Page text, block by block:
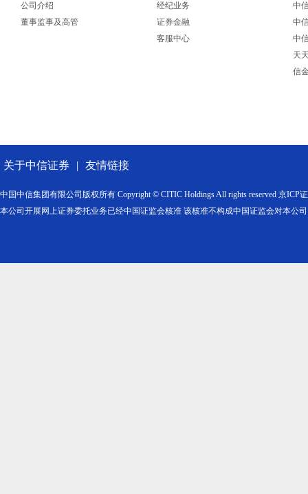
公司介绍
董事监事及高管
经纪业务
证券金融
客服中心
中
中
中
天
信
关于中信证券 | 友情链接
中国中信集团有限公司版权所有 Copyright © CITIC Holdings All rights reserved 京ICP
本公司开展网上证券委托业务已经中国证监会核准 该核准不构成中国证监会对本公